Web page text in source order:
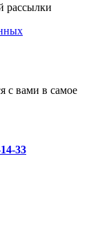
рассылки
с вами в самое
33